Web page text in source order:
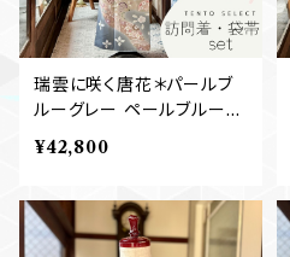
瑞雲に咲く唐花＊パールブ
ルーグレー ペールブルー
訪問着セット 礼装 七五三
ママ 卒業式 入学式 訪問着
¥42,800